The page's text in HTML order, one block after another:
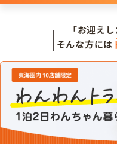
「お迎え
そんな方には